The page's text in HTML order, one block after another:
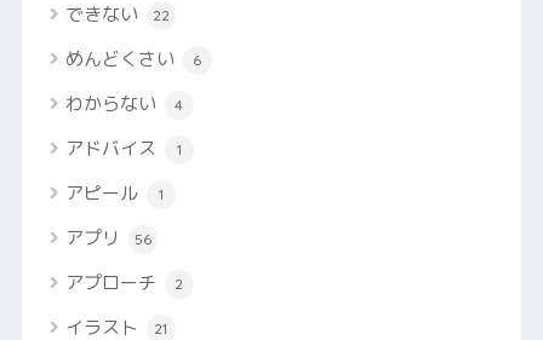
できない 22
めんどくさい 6
わからない 4
アドバイス 1
アピール 1
アプリ 56
アプローチ 2
イラスト 21